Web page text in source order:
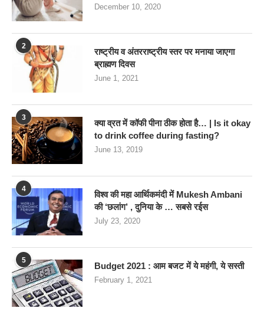
December 10, 2020
2
राष्ट्रीय व अंतरराष्ट्रीय स्तर पर मनाया जाएगा
ब्राह्मण दिवस
June 1, 2021
3
क्या व्रत में कॉफी पीना ठीक होता है… | Is it okay
to drink coffee during fasting?
June 13, 2019
4
विश्व की महा आर्थिकमंदी में Mukesh Ambani
की ‘छलांग’ , दुनिया के … सबसे रईस
July 23, 2020
5
Budget 2021 : आम बजट में ये महंगी, ये सस्‍ती
February 1, 2021